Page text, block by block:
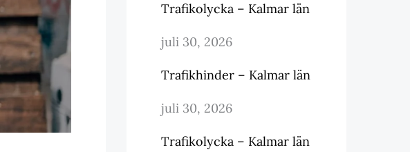
Trafikolycka – Kalmar län
juli 30, 2026
Trafikhinder – Kalmar län
juli 30, 2026
Trafikolycka – Kalmar län